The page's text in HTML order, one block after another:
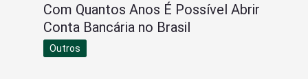
Com Quantos Anos É Possível Abrir
Conta Bancária no Brasil
Outros